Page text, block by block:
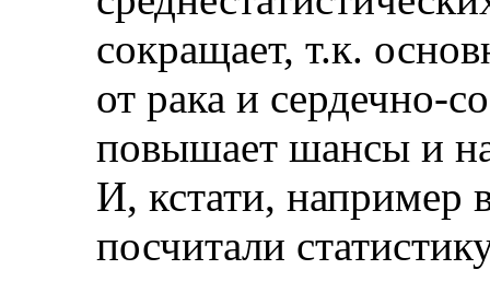
сокращает, т.к.
от рака и сердечно-
повышает шансы и
И, кстати, например
посчитали